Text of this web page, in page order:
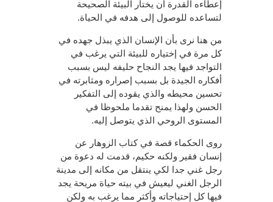
إعطاءه القدرة أن يختار البيئة الصحيحة
لتساعده للوصول إلى هدفه في الحياة.
من هنا نرى بأن الإنسان الذي يبذل جهده في
كل مرة في إختياره للبيئة التي يرغب في
التواجد فيها يجد النجاح حليفه ليس بسبب
أفكاره الجيدة بل بسبب إصراره ومثابرته في
تحسين محيطه والذي يقوده إلى التفكير
الحسن ولهذا يمنح تقدما ملحوظا في
المستوى الروحي الذي يتوصل إليه.
روى الحكماء قصة في كتاب الزوهار عن
إنسان فقير ولكنه حكيم، قدمت له دعوة من
رجل غني جدا لكي ينتقل من مكانه إلى مدينة
الرجل الغني ليعيش في بيته حياة مريحة يجد
فيها كل إحتياجاته وأكثر مما يرغب به ولكن